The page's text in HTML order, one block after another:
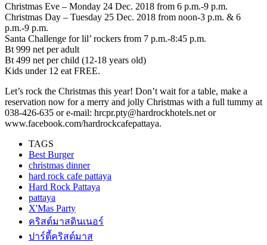
Christmas Eve – Monday 24 Dec. 2018 from 6 p.m.-9 p.m.
Christmas Day – Tuesday 25 Dec. 2018 from noon-3 p.m. & 6
p.m.-9 p.m.
Santa Challenge for lil’ rockers from 7 p.m.-8:45 p.m.
Bt 999 net per adult
Bt 499 net per child (12-18 years old)
Kids under 12 eat FREE.
Let’s rock the Christmas this year! Don’t wait for a table, make a
reservation now for a merry and jolly Christmas with a full tummy at
038-426-635 or e-mail: hrcpr.pty@hardrockhotels.net or
www.facebook.com/hardrockcafepattaya.
TAGS
Best Burger
christmas dinner
hard rock cafe pattaya
Hard Rock Pattaya
pattaya
X'Mas Party
คริสต์มาสดินเนอร์
ปาร์ตี้คริสต์มาส